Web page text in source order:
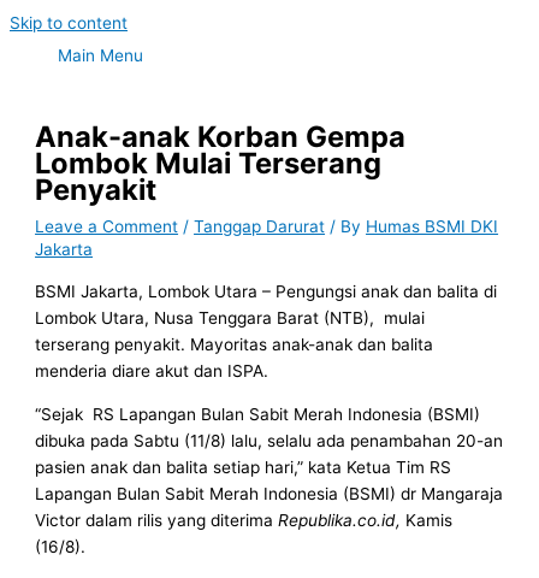
Skip to content
Main Menu
Anak-anak Korban Gempa
Lombok Mulai Terserang
Penyakit
Leave a Comment /Tanggap Darurat / By Humas BSMI DKI
Jakarta
BSMI Jakarta, Lombok Utara – Pengungsi anak dan balita di
Lombok Utara, Nusa Tenggara Barat (NTB), mulai
terserang penyakit. Mayoritas anak-anak dan balita
menderia diare akut dan ISPA.
“Sejak RS Lapangan Bulan Sabit Merah Indonesia (BSMI)
dibuka pada Sabtu (11/8) lalu, selalu ada penambahan 20-an
pasien anak dan balita setiap hari,” kata Ketua Tim RS
Lapangan Bulan Sabit Merah Indonesia (BSMI) dr Mangaraja
Victor dalam rilis yang diterimaRepublika.co.id, Kamis
(16/8).